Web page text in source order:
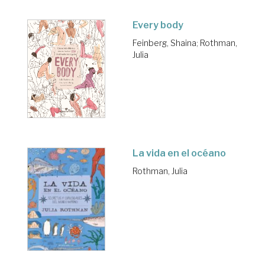
Every body
Feinberg, Shaina; Rothman,
Julia
La vida en el océano
Rothman, Julia